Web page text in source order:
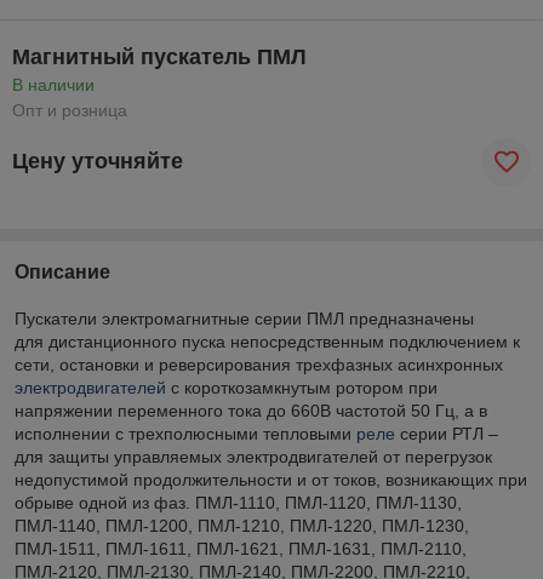
Магнитный пускатель ПМЛ
В наличии
Опт и розница
Цену уточняйте
Описание
Пускатели электромагнитные серии ПМЛ предназначены
для дистанционного пуска непосредственным подключением к
сети, остановки и реверсирования трехфазных асинхронных
электродвигателей с короткозамкнутым ротором при
напряжении переменного тока до 660В частотой 50 Гц, а в
исполнении с трехполюсными тепловыми реле серии РТЛ –
для защиты управляемых электродвигателей от перегрузок
недопустимой продолжительности и от токов, возникающих при
обрыве одной из фаз. ПМЛ-1110, ПМЛ-1120, ПМЛ-1130,
ПМЛ-1140, ПМЛ-1200, ПМЛ-1210, ПМЛ-1220, ПМЛ-1230,
ПМЛ-1511, ПМЛ-1611, ПМЛ-1621, ПМЛ-1631, ПМЛ-2110,
ПМЛ-2120, ПМЛ-2130, ПМЛ-2140, ПМЛ-2200, ПМЛ-2210,